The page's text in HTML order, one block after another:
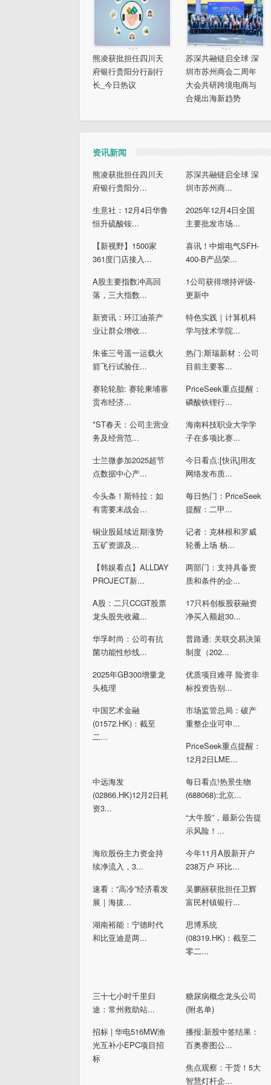
熊凌获批担任四川天
府银行贵阳分行副行
长_今日热议
苏深共融链启全球 深
圳市苏州商会二周年
大会共研跨境电商与
合规出海新趋势
资讯新闻
熊凌获批担任四川天
府银行贵阳分...
苏深共融链启全球 深
圳市苏州商...
生意社：12月4日华鲁
恒升硫酸铵...
2025年12月4日全国
主要批发市场...
【新视野】1500家
361度门店接入...
喜讯！中熔电气SFH-
400-B产品荣...
A股主要指数冲高回
落，三大指数...
1公司获得增持评级-
更新中
新资讯：环江油茶产
业让群众增收...
特色实践｜计算机科
学与技术学院...
朱雀三号遥一运载火
箭飞行试验任...
热门:斯瑞新材：公司
目前主要客...
赛轮轮胎: 赛轮柬埔寨
贡布经济...
PriceSeek重点提醒：
磷酸铁锂行...
*ST春天：公司主营业
务及经营范...
海南科技职业大学学
子在多项比赛...
士兰微参加2025超节
点数据中心产...
今日看点:[快讯]用友
网络发布质...
今头条！斯特拉：如
有需要末战会...
每日热门：PriceSeek
提醒：二甲...
铜业股延续近期涨势
五矿资源及...
记者：克林根和罗威
轮番上场 杨...
【韩娱看点】ALLDAY
PROJECT新...
两部门：支持具备资
质和条件的企...
A股：二只CCGT股票
龙头股先收藏...
17只科创板股获融资
净买入额超30...
华孚时尚：公司有抗
菌功能性纱线...
普路通: 关联交易决策
制度（202...
2025年GB300增量龙
头梳理
优质项目难寻 险资非
标投资告别...
中国艺术金融
(01572.HK)：截至
二...
市场监管总局：破产
重整企业可申...
PriceSeek重点提醒：
12月2日LME...
中远海发
(02866.HK)12月2日耗
资3...
每日看点!热景生物
(688068):北京...
“大牛股”，最新公告提
示风险！...
海欣股份主力资金持
续净流入，3...
今年11月A股新开户
238万户 环比...
速看：“高冷”经济看发
展｜海拔...
吴鹏丽获批担任卫辉
富民村镇银行...
湖南裕能：宁德时代
和比亚迪是两...
思博系统
(08319.HK)：截至二
零二...
三十七小时千里归
途：常州救助站...
糖尿病概念龙头公司
(附名单)
招标 | 华电516MW渔
光互补小EPC项目招
标
播报:新股中签结果：
百奥赛图公...
焦点观察：干货！5大
智慧灯杆企...